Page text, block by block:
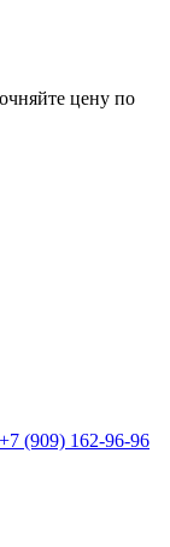
цену по
+7 (909) 162-96-96